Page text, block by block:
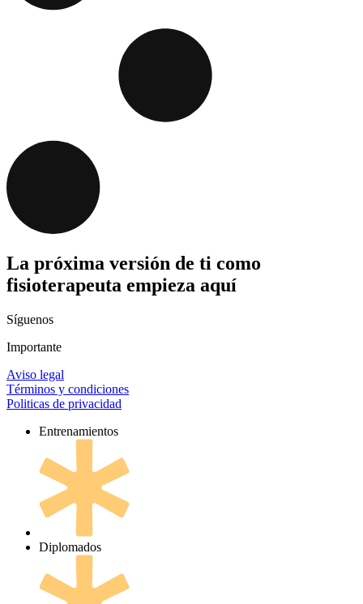
La próxima versión de ti como
fisioterapeuta empieza aquí
Síguenos
Importante
Aviso legal
Términos y condiciones
Politicas de privacidad
Entrenamientos
Diplomados